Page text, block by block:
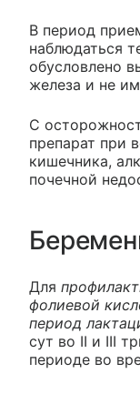
В период
наблюдаться
обусловлено
железа и не
С
препарат при
кишечника,
почечной
Для
фолиевой
период
сут во II и III
периоде во